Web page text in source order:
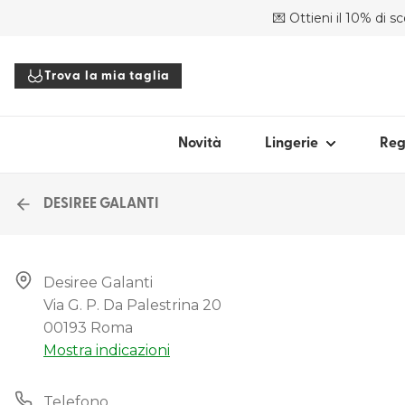
💌 Ottieni il 10% di
Trova la mia taglia
Novità Lingerie
Body
DESIREE GALANTI
Desiree Galanti
Via G. P. Da Palestrina 20
00193 Roma
Mostra indicazioni